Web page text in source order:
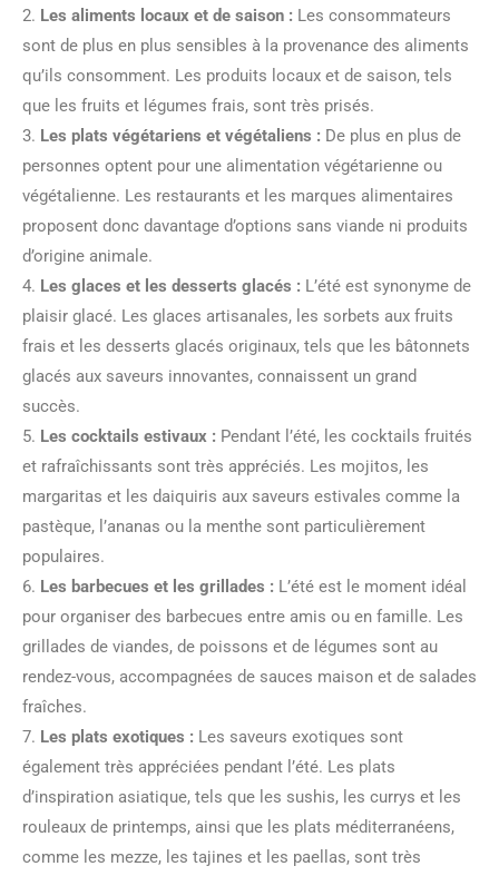
2. Les aliments locaux et de saison : Les consommateurs
sont de plus en plus sensibles à la provenance des aliments
qu’ils consomment. Les produits locaux et de saison, tels
que les fruits et légumes frais, sont très prisés.
3. Les plats végétariens et végétaliens : De plus en plus de
personnes optent pour une alimentation végétarienne ou
végétalienne. Les restaurants et les marques alimentaires
proposent donc davantage d’options sans viande ni produits
d’origine animale.
4. Les glaces et les desserts glacés : L’été est synonyme de
plaisir glacé. Les glaces artisanales, les sorbets aux fruits
frais et les desserts glacés originaux, tels que les bâtonnets
glacés aux saveurs innovantes, connaissent un grand
succès.
5. Les cocktails estivaux : Pendant l’été, les cocktails fruités
et rafraîchissants sont très appréciés. Les mojitos, les
margaritas et les daiquiris aux saveurs estivales comme la
pastèque, l’ananas ou la menthe sont particulièrement
populaires.
6. Les barbecues et les grillades : L’été est le moment idéal
pour organiser des barbecues entre amis ou en famille. Les
grillades de viandes, de poissons et de légumes sont au
rendez-vous, accompagnées de sauces maison et de salades
fraîches.
7. Les plats exotiques : Les saveurs exotiques sont
également très appréciées pendant l’été. Les plats
d’inspiration asiatique, tels que les sushis, les currys et les
rouleaux de printemps, ainsi que les plats méditerranéens,
comme les mezze, les tajines et les paellas, sont très